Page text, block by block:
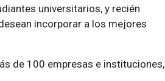
universitarios, y recién
incorporar a los mejores
de 100 empresas e instituciones,